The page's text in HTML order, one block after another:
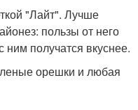
"Лайт". Лучше
пользы от него
получатся вкуснее.
орешки и любая